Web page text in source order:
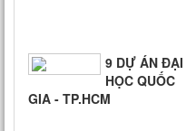
9 DỰ ÁN ĐẠI
HỌC QUỐC
GIA - TP.HCM